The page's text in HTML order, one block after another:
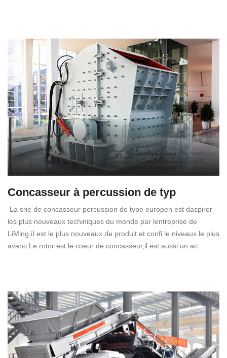
Concasseur à percussion de typ
La srie de concasseur percussion de type europen est daspirer
les plus nouveaux techiniques du monde par lentreprise de
LiMing,iI est le plus nouveaux de produit et confi le niveaux le plus
avanc.Le rotor est le coeur de concasseur,il est aussi un ac